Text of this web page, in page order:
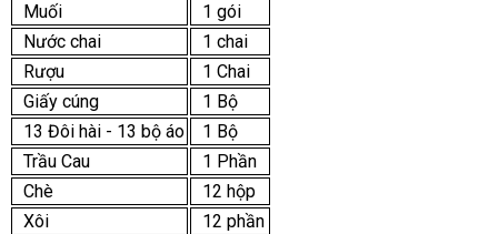
Muối
1 gói
Nước chai
1 chai
Rượu
1 Chai
Giấy cúng
1 Bộ
13 Đôi hài - 13 bộ áo
1 Bộ
Trầu Cau
1 Phần
Chè
12 hộp
Xôi
12 phần